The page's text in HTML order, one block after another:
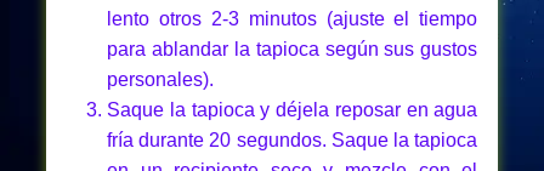
lento otros 2-3 minutos (ajuste el tiempo
para ablandar la tapioca según sus gustos
personales).
Saque la tapioca y déjela reposar en agua
fría durante 20 segundos. Saque la tapioca